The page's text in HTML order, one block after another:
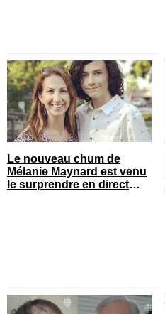
Le nouveau chum de
Mélanie Maynard est venu
le surprendre en direct